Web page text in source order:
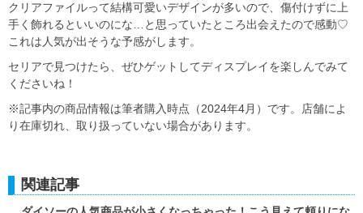
クリアファイルって結構可愛いデザインが多いので、傷付けずに上
手く飾れるといいのにな…と思っていたところ出会えたので感動♡
これは人気が出そうな予感がします。
セリアで見つけたら、ぜひゲットしてディスプレイを楽しんでみて
くださいね！
※記事内の商品情報は筆者購入時点（2024年4月）です。店舗によ
り在庫切れ、取り扱っていない場合があります。
関連記事